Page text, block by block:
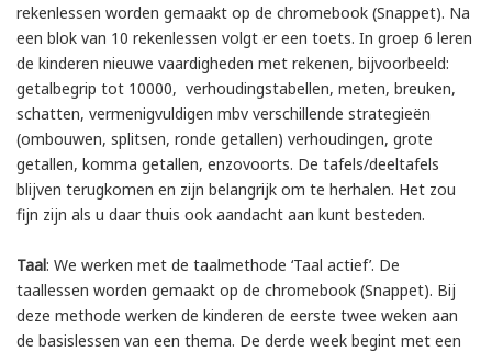
rekenlessen worden gemaakt op de chromebook (Snappet). Na
een blok van 10 rekenlessen volgt er een toets. In groep 6 leren
de kinderen nieuwe vaardigheden met rekenen, bijvoorbeeld:
getalbegrip tot 10000, verhoudingstabellen, meten, breuken,
schatten, vermenigvuldigen mbv verschillende strategieën
(ombouwen, splitsen, ronde getallen) verhoudingen, grote
getallen, komma getallen, enzovoorts. De tafels/deeltafels
blijven terugkomen en zijn belangrijk om te herhalen. Het zou
fijn zijn als u daar thuis ook aandacht aan kunt besteden.
Taal: We werken met de taalmethode ‘Taal actief’. De
taallessen worden gemaakt op de chromebook (Snappet). Bij
deze methode werken de kinderen de eerste twee weken aan
de basislessen van een thema. De derde week begint met een